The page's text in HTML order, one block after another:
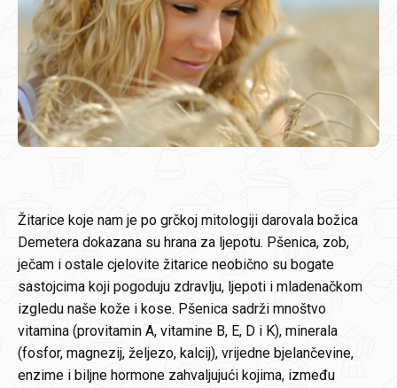
Žitarice koje nam je po grčkoj mitologiji darovala božica
Demetera dokazana su hrana za ljepotu. Pšenica, zob,
ječam i ostale cjelovite žitarice neobično su bogate
sastojcima koji pogoduju zdravlju, ljepoti i mladenačkom
izgledu naše kože i kose. Pšenica sadrži mnoštvo
vitamina (provitamin A, vitamine B, E, D i K), minerala
(fosfor, magnezij, željezo, kalcij), vrijedne bjelančevine,
enzime i biljne hormone zahvaljujući kojima, između